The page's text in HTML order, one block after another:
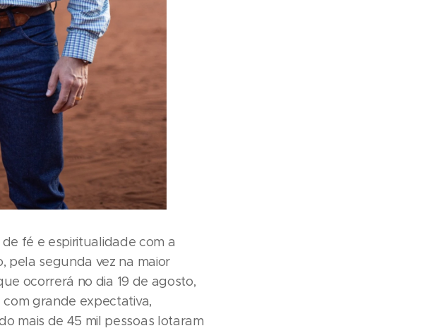
fé e espiritualidade com a
pela segunda vez na maior
ocorrerá no dia 19 de agosto,
grande expectativa,
mais de 45 mil pessoas lotaram